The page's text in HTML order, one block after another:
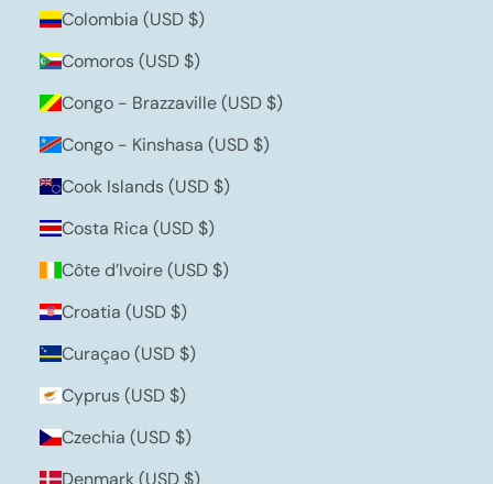
Colombia (USD $)
Comoros (USD $)
Congo - Brazzaville (USD $)
Congo - Kinshasa (USD $)
Cook Islands (USD $)
Costa Rica (USD $)
Côte d’Ivoire (USD $)
Croatia (USD $)
Curaçao (USD $)
Cyprus (USD $)
Czechia (USD $)
Denmark (USD $)